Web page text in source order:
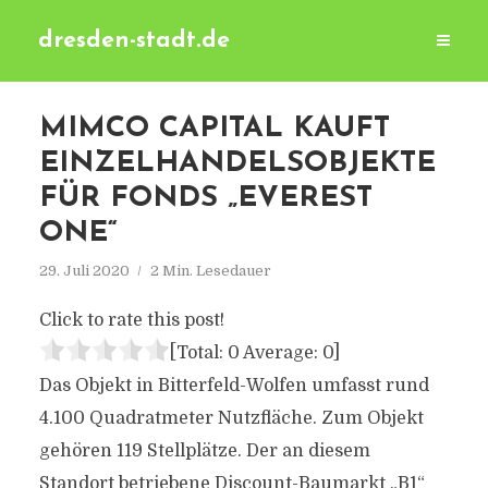
dresden-stadt.de
MIMCO CAPITAL KAUFT
EINZELHANDELSOBJEKTE
FÜR FONDS „EVEREST
ONE“
29. Juli 2020 2 Min. Lesedauer
Click to rate this post!
[Total: 0 Average: 0]
Das Objekt in Bitterfeld-Wolfen umfasst rund
4.100 Quadratmeter Nutzfläche. Zum Objekt
gehören 119 Stellplätze. Der an diesem
Standort betriebene Discount-Baumarkt „B1“